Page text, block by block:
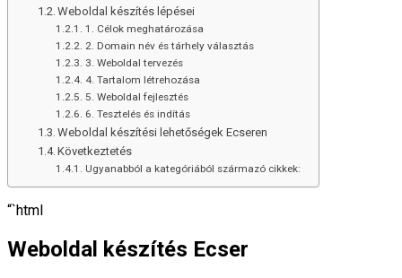
Weboldal készítés lépései
1. Célok meghatározása
2. Domain név és tárhely választás
3. Weboldal tervezés
4. Tartalom létrehozása
5. Weboldal fejlesztés
6. Tesztelés és indítás
Weboldal készítési lehetőségek Ecseren
Következtetés
Ugyanabból a kategóriából származó cikkek:
“`html
Weboldal készítés Ecser